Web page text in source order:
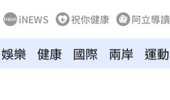
iNEWS 祝你健康 阿立導讀
娛樂 健康 國際 兩岸 運動